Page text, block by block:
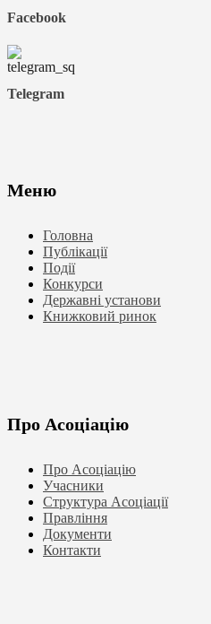
Facebook
Telegram
Меню
Головна
Публікації
Події
Конкурси
Державні установи
Книжковий ринок
Про Асоціацію
Про Асоціацію
Учасники
Структура Асоціації
Правління
Документи
Контакти